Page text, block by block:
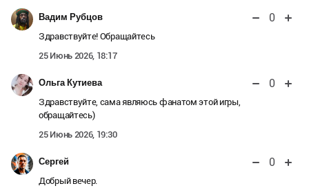
Вадим Рубцов 0
Здравствуйте! Обращайтесь
25 Июнь 2026, 18:17
Ольга Кутиева 0
Здравствуйте, сама являюсь фанатом этой игры,
обращайтесь)
25 Июнь 2026, 19:30
Сергей 0
Добрый вечер.